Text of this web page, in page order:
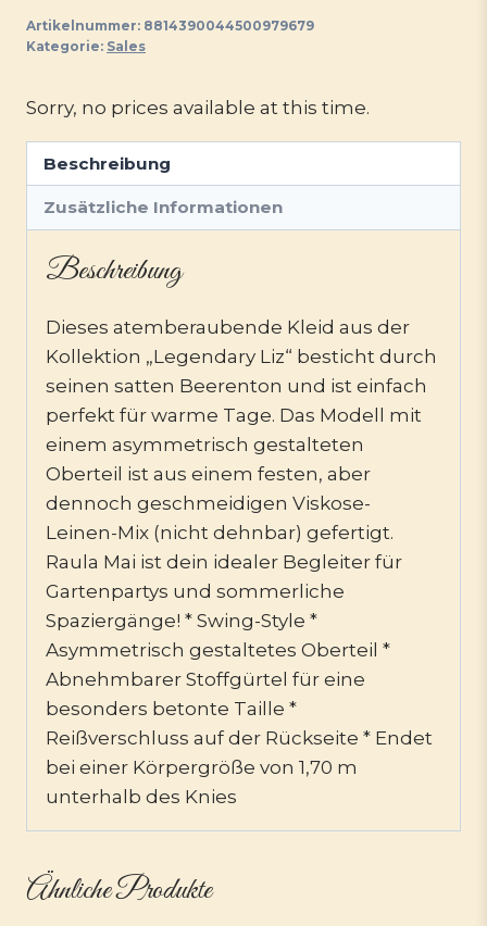
175,95 € 139,95 €.
Artikelnummer: 8814390044500979679
Kategorie: Sales
Sorry, no prices available at this time.
Beschreibung
Zusätzliche Informationen
Beschreibung
Dieses atemberaubende Kleid aus der
Kollektion „Legendary Liz“ besticht durch
seinen satten Beerenton und ist einfach
perfekt für warme Tage. Das Modell mit
einem asymmetrisch gestalteten
Oberteil ist aus einem festen, aber
dennoch geschmeidigen Viskose-
Leinen-Mix (nicht dehnbar) gefertigt.
Raula Mai ist dein idealer Begleiter für
Gartenpartys und sommerliche
Spaziergänge! * Swing-Style *
Asymmetrisch gestaltetes Oberteil *
Abnehmbarer Stoffgürtel für eine
besonders betonte Taille *
Reißverschluss auf der Rückseite * Endet
bei einer Körpergröße von 1,70 m
unterhalb des Knies
Ähnliche Produkte